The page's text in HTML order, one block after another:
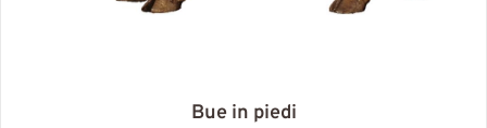
Bue in piedi